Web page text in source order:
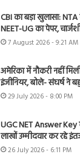
CBI का बड़ा खुलासा:
NEET-UG का पेपर,
7 August 2026 - 9:21 AM
अमेरिका में नौकरी नहीं
इंजीनियर, बोले- संघर्ष ने
29 July 2026 - 8:00 PM
UGC NET Answer
लाखों उम्मीदवार कर रहे
26 July 2026 - 6:11 PM